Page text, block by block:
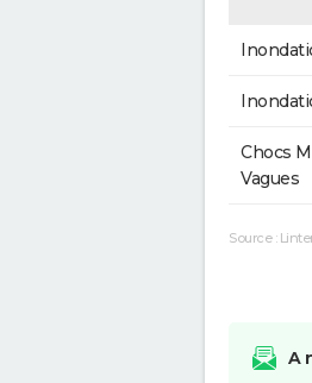
Chocs
Vagues
Source :
A